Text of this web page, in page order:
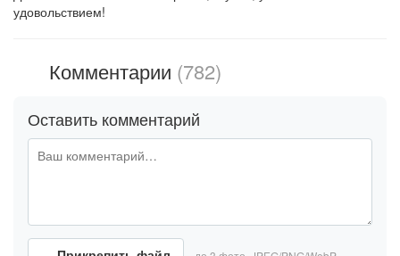
удовольствием!
Комментарии (782)
Оставить комментарий